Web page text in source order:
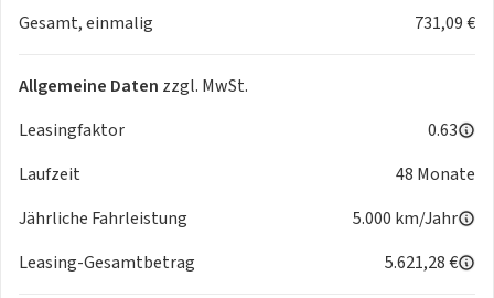
Gesamt, einmalig
731,09 €
Allgemeine Daten zzgl. MwSt.
Leasingfaktor
0.63
Laufzeit
48 Monate
Jährliche Fahrleistung
5.000 km/Jahr
Leasing-Gesamtbetrag
5.621,28 €